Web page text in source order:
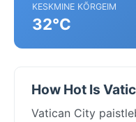
KESKMINE KÕRGEIM
32°C
How Hot Is
Vatican City